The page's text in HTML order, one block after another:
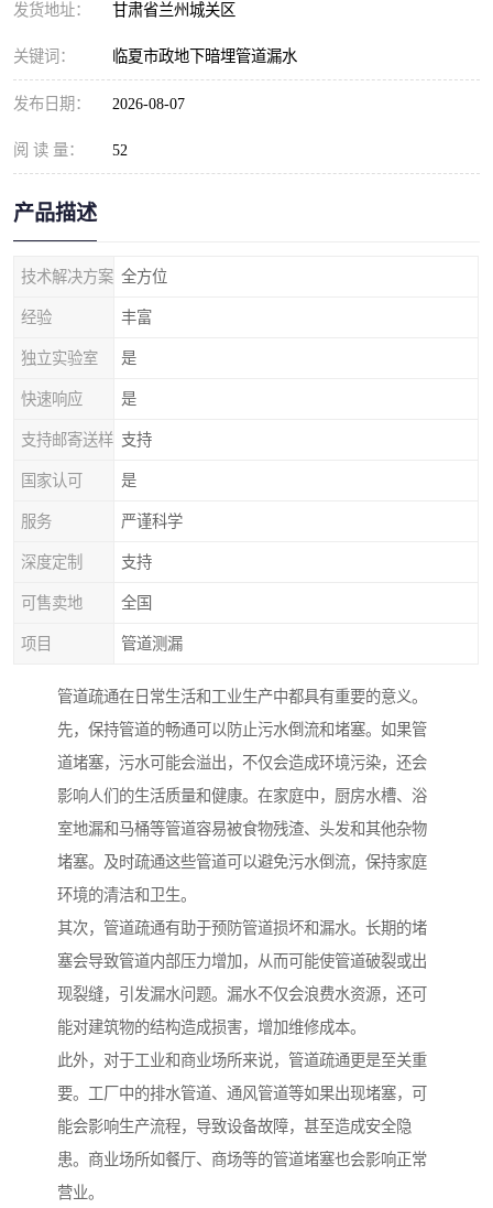
发货地址： 甘肃省兰州城关区
关键词： 临夏市政地下暗埋管道漏水
发布日期： 2026-08-07
阅 读 量： 52
产品描述
技术解决方案 全方位
经验 丰富
独立实验室 是
快速响应 是
支持邮寄送样 支持
国家认可 是
服务 严谨科学
深度定制 支持
可售卖地 全国
项目 管道测漏
管道疏通在日常生活和工业生产中都具有重要的意义。
先，保持管道的畅通可以防止污水倒流和堵塞。如果管
道堵塞，污水可能会溢出，不仅会造成环境污染，还会
影响人们的生活质量和健康。在家庭中，厨房水槽、浴
室地漏和马桶等管道容易被食物残渣、头发和其他杂物
堵塞。及时疏通这些管道可以避免污水倒流，保持家庭
环境的清洁和卫生。
其次，管道疏通有助于预防管道损坏和漏水。长期的堵
塞会导致管道内部压力增加，从而可能使管道破裂或出
现裂缝，引发漏水问题。漏水不仅会浪费水资源，还可
能对建筑物的结构造成损害，增加维修成本。
此外，对于工业和商业场所来说，管道疏通更是至关重
要。工厂中的排水管道、通风管道等如果出现堵塞，可
能会影响生产流程，导致设备故障，甚至造成安全隐
患。商业场所如餐厅、商场等的管道堵塞也会影响正常
营业。